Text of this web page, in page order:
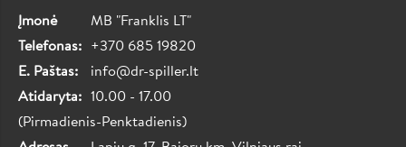
Įmonė
MB "Franklis LT"
Telefonas: +370 685 19820
E. Paštas:
info@dr-spiller.lt
Atidaryta: 10.00 - 17.00
(Pirmadienis-Penktadienis)